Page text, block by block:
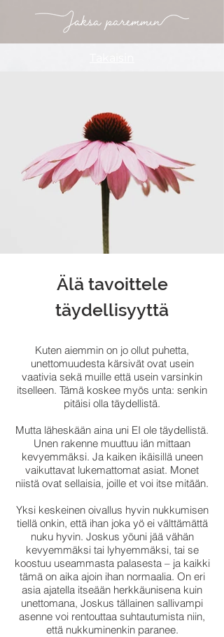
Älä tavoittele
täydellisyyttä
Kuten aiemmin on jo ollut puhetta,
unettomuudesta kärsivät ovat usein
vaativia sekä muille että usein varsinkin
itselleen. Tämä koskee myös unta: senkin
pitäisi olla täydellistä.
Mutta läheskään aina uni EI ole täydellistä.
Unen rakenne muuttuu iän mittaan
kevyemmäksi. Ja kaiken ikäisillä uneen
vaikuttavat lukemattomat asiat. Monet
niistä ovat sellaisia, joille et voi itse mitään.
Yksi keskeinen oivallus hyvin nukkumisen
tiellä onkin, että ihan joka yö ei välttämättä
nuku hyvin. Joskus yöuni jää vähän
kevyemmäksi tai lyhyemmäksi, tai se
koostuu useammasta palasesta – ja kaikki
tämä on aika ajoin ihan normaalia. On eri
asia ajatella itseään herkkäunisena kuin
unettomana, Joskus tällainen sallivampi
asenne voi rentouttaa suhtautumista niin,
että nukkuminenkin paranee.